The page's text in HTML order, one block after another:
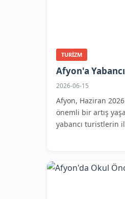
TURIZM
Afyon'a
2026-06-15
Afyon, Haziran
önemli bir artış
yabancı turistlerin